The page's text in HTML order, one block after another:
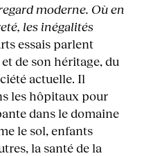
moderne. Où en
les inégalités
essais parlent
de son héritage, du
actuelle. Il
les hôpitaux pour
dans le domaine
le sol, enfants
la santé de la